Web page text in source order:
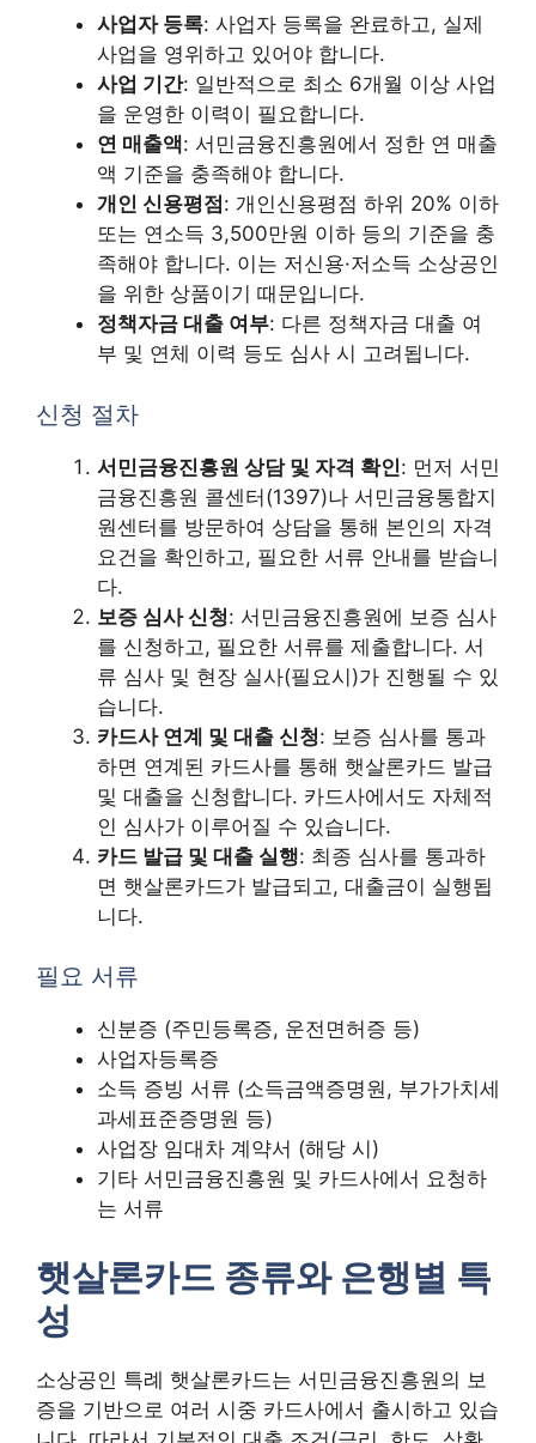
사업자 등록: 사업자 등록을 완료하고, 실제
사업을 영위하고 있어야 합니다.
사업 기간: 일반적으로 최소 6개월 이상 사업
을 운영한 이력이 필요합니다.
연 매출액: 서민금융진흥원에서 정한 연 매출
액 기준을 충족해야 합니다.
개인 신용평점 : 개인신용평점 하위 20% 이하
또는 연소득 3,500만원 이하 등의 기준을 충
족해야 합니다. 이는 저신용·저소득 소상공인
을 위한 상품이기 때문입니다.
정책자금 대출 여부: 다른 정책자금 대출 여
부 및 연체 이력 등도 심사 시 고려됩니다.
신청 절차
서민금융진흥원 상담 및 자격 확인: 먼저 서민
금융진흥원 콜센터(1397)나 서민금융통합지
원센터를 방문하여 상담을 통해 본인의 자격
요건을 확인하고, 필요한 서류 안내를 받습니
다.
보증 심사 신청: 서민금융진흥원에 보증 심사
를 신청하고, 필요한 서류를 제출합니다. 서
류 심사 및 현장 실사(필요시)가 진행될 수 있
습니다.
카드사 연계 및 대출 신청: 보증 심사를 통과
하면 연계된 카드사를 통해 햇살론카드 발급
및 대출을 신청합니다. 카드사에서도 자체적
인 심사가 이루어질 수 있습니다.
카드 발급 및 대출 실행: 최종 심사를 통과하
면 햇살론카드가 발급되고, 대출금이 실행됩
니다.
필요 서류
신분증 (주민등록증, 운전면허증 등)
사업자등록증
소득 증빙 서류 (소득금액증명원, 부가가치세
과세표준증명원 등)
사업장 임대차 계약서 (해당 시)
기타 서민금융진흥원 및 카드사에서 요청하
는 서류
햇살론카드 종류와 은행별 특
성
소상공인 특례 햇살론카드는 서민금융진흥원의 보
증을 기반으로 여러 시중 카드사에서 출시하고 있습